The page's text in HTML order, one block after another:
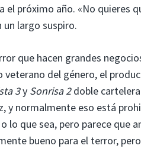
próximo año. «No quieres
largo suspiro.
que hacen grandes
del género, el
3y Sonrisa 2doble cartelera
y normalmente eso está
lo que sea, pero parece que
bueno para el terror,